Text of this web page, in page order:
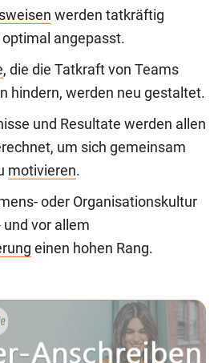
werden tatkräftig
angepasst.
, die die Tatkraft von Teams
hindern, werden neu gestaltet.
und Resultate werden allen
um sich gemeinsam
motivieren.
oder Organisationskultur
und vor allem
einen hohen Rang.